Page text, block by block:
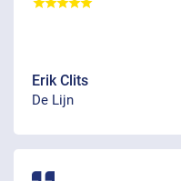
Erik Clits
De Lijn